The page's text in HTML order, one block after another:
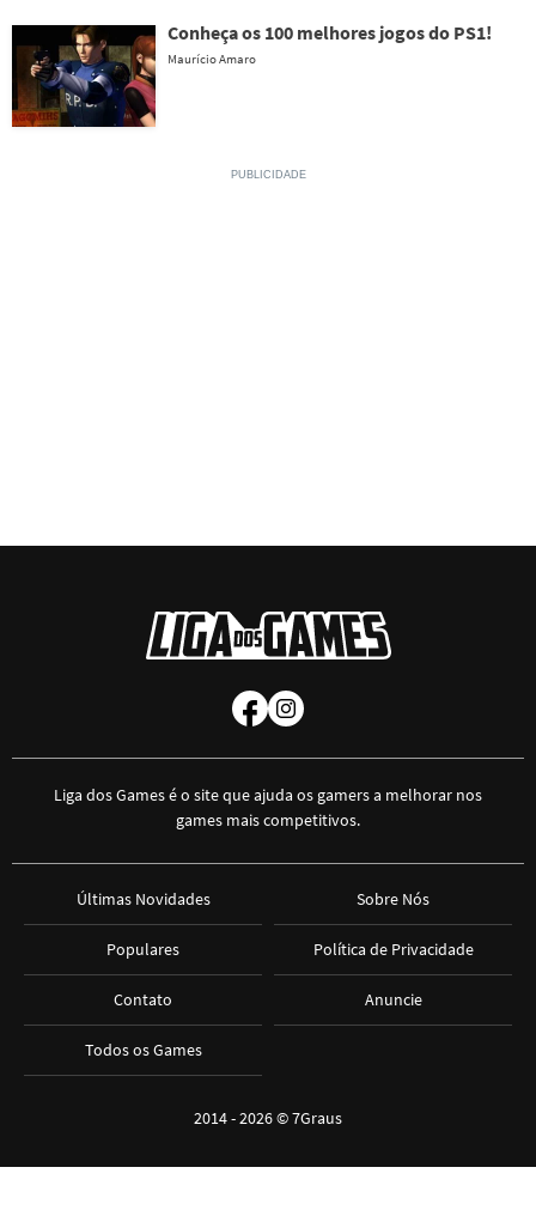
Conheça os 100 melhores jogos do PS1!
Maurício Amaro
Liga dos Games é o site que ajuda os gamers a melhorar nos
games mais competitivos.
Últimas Novidades
Populares
Contato
Todos os Games
Sobre Nós
Política de Privacidade
Anuncie
2014 - 2026 ©7Graus